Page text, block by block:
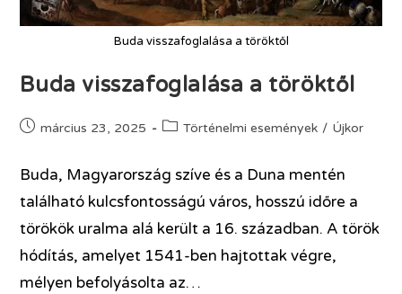
Buda visszafoglalása a töröktől
Buda visszafoglalása a töröktől
március 23, 2025 Történelmi események / Újkor
Buda, Magyarország szíve és a Duna mentén
található kulcsfontosságú város, hosszú időre a
törökök uralma alá került a 16. században. A török
hódítás, amelyet 1541-ben hajtottak végre,
mélyen befolyásolta az…